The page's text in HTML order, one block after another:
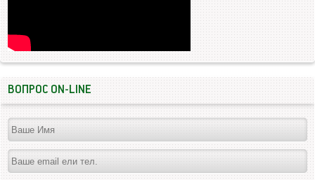
ВОПРОС ON-LINE